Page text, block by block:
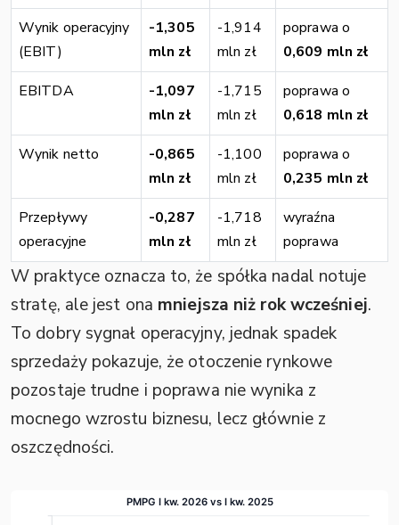
Wynik operacyjny
(EBIT)
-1,305
mln zł
-1,914
mln zł
poprawa o
0,609 mln zł
EBITDA
-1,097
mln zł
-1,715
mln zł
poprawa o
0,618 mln zł
Wynik netto
-0,865
mln zł
-1,100
mln zł
poprawa o
0,235 mln zł
Przepływy
operacyjne
-0,287
mln zł
-1,718
mln zł
wyraźna
poprawa
W praktyce oznacza to, że spółka nadal notuje
stratę, ale jest ona mniejsza niż rok wcześniej.
To dobry sygnał operacyjny, jednak spadek
sprzedaży pokazuje, że otoczenie rynkowe
pozostaje trudne i poprawa nie wynika z
mocnego wzrostu biznesu, lecz głównie z
oszczędności.